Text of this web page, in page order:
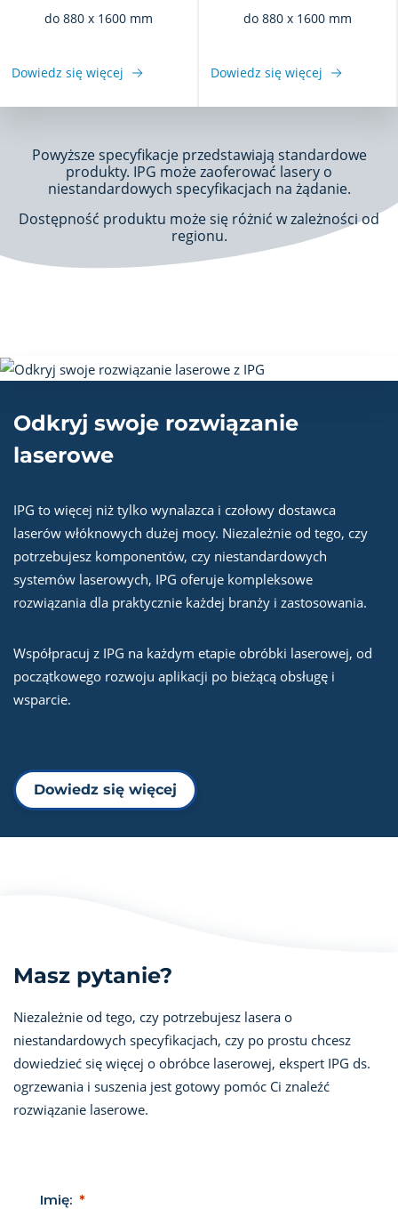
do 880 x 1600 mm do 880 x 1600 mm
Dowiedz się więcej Dowiedz się więcej
Powyższe specyfikacje przedstawiają standardowe
produkty. IPG może zaoferować lasery o
niestandardowych specyfikacjach na żądanie.
Dostępność produktu może się różnić w zależności od
regionu.
Odkryj swoje rozwiązanie
laserowe
IPG to więcej niż tylko wynalazca i czołowy dostawca
laserów włóknowych dużej mocy. Niezależnie od tego, czy
potrzebujesz komponentów, czy niestandardowych
systemów laserowych, IPG oferuje kompleksowe
rozwiązania dla praktycznie każdej branży i zastosowania.
Współpracuj z IPG na każdym etapie obróbki laserowej, od
początkowego rozwoju aplikacji po bieżącą obsługę i
wsparcie.
Dowiedz się więcej
Masz pytanie?
Niezależnie od tego, czy potrzebujesz lasera o
niestandardowych specyfikacjach, czy po prostu chcesz
dowiedzieć się więcej o obróbce laserowej, ekspert IPG ds.
ogrzewania i suszenia jest gotowy pomóc Ci znaleźć
rozwiązanie laserowe.
Imię: